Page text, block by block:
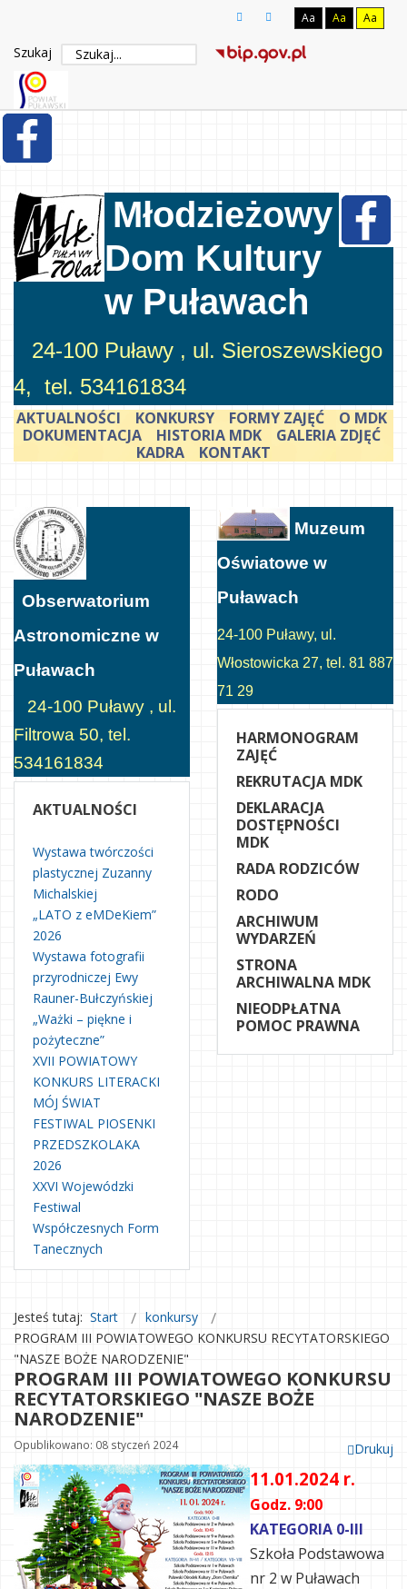
Aa Aa Aa
Szukaj
Młodzieżowy
Dom Kultury
w Puławach
24-100 Puławy , ul. Sieroszewskiego
4, tel. 534161834
AKTUALNOŚCI KONKURSY FORMY ZAJĘĆ
O MDK
DOKUMENTACJA
HISTORIA MDK
GALERIA ZDJĘĆ
KADRA
KONTAKT
Obserwatorium
Astronomiczne w
Puławach
24-100 Puławy , ul.
Filtrowa 50, tel.
534161834
AKTUALNOŚCI
Wystawa twórczości
plastycznej Zuzanny
Michalskiej
„LATO z eMDeKiem”
2026
Wystawa fotografii
przyrodniczej Ewy
Rauner-Bułczyńskiej
„Ważki – piękne i
pożyteczne”
XVII POWIATOWY
KONKURS LITERACKI
MÓJ ŚWIAT
FESTIWAL PIOSENKI
PRZEDSZKOLAKA
2026
XXVI Wojewódzki
Festiwal
Współczesnych Form
Tanecznych
Muzeum
Oświatowe w
Puławach
24-100 Puławy, ul.
Włostowicka 27, tel. 81 887
71 29
HARMONOGRAM
ZAJĘĆ
REKRUTACJA MDK
DEKLARACJA
DOSTĘPNOŚCI
MDK
RADA RODZICÓW
RODO
ARCHIWUM
WYDARZEŃ
STRONA
ARCHIWALNA MDK
NIEODPŁATNA
POMOC PRAWNA
Jesteś tutaj: Start
konkursy
PROGRAM III POWIATOWEGO KONKURSU RECYTATORSKIEGO
"NASZE BOŻE NARODZENIE"
PROGRAM III POWIATOWEGO KONKURSU
RECYTATORSKIEGO "NASZE BOŻE
NARODZENIE"
Drukuj
Opublikowano: 08 styczeń 2024
11.01.2024 r.
Godz. 9:00
KATEGORIA 0-III
Szkoła Podstawowa
nr 2 w Puławach